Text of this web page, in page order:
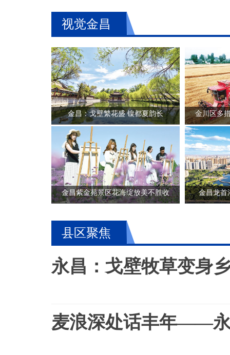
视觉金昌
金昌：戈壁繁花盛 镍都夏韵长 金川区多
金昌紫金苑景区花海绽放美不胜收 金昌龙首
县区聚焦
永昌：戈壁牧草变身
麦浪深处话丰年——
八一建军节 致敬最可爱的人 |